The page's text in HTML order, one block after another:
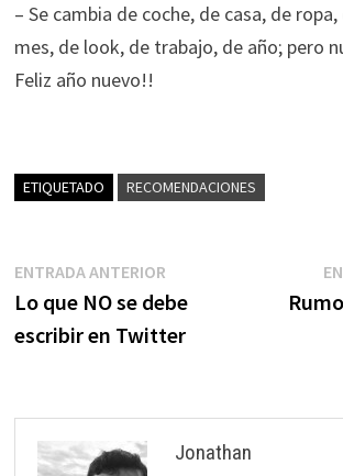
– Se cambia de coche, de casa, de
mes, de look, de trabajo, de año; pero
Feliz año nuevo!!
ETIQUETADO RECOMENDACIONES
Navegación
de
ENTRADA ANTERIOREntrada
anterior:
Lo que NO se debe
escribir en Twitter
Jonathan